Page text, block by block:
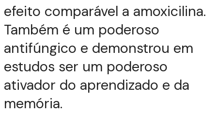
efeito comparável a amoxicilina.
Também é um poderoso
antifúngico e demonstrou em
estudos ser um poderoso
ativador do aprendizado e da
memória.